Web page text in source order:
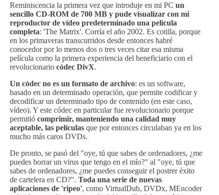
Reminiscencia la primera vez que introduje en mi PC un
sencillo CD-ROM de 700 MB y pude visualizar con mi
reproductor de vídeo predeterminado una película
completa: 'The Matrix'. Corría el año 2002. Es cotilla, porque
en los primaveras transcurridos desde entonces habré
conocedor por lo menos dos o tres veces citar esa misma
película como la primera experiencia del beneficiario con el
revolucionario códec DivX.
Un códec no es un formato de archivo: es un software,
basado en un determinado operación, que permite codificar y
decodificar un determinado tipo de contenido (en este caso,
vídeo). Y este códec en particular fue revolucionario porque
permitió comprimir, manteniendo una calidad muy
aceptable, las películas que por entonces circulaban ya en los
mucho más caros DVDs.
De pronto, se pasó del "oye, tú que sabes de ordenadores, ¿me
puedes borrar un virus que tengo en el mío?" al "oye, tú que
sabes de ordenadores, ¿me puedes conseguir el postrer éxito
de cartelera en CD?". Toda una serie de nuevas
aplicaciones de 'ripeo', como VirtualDub, DVDx, MEncoder